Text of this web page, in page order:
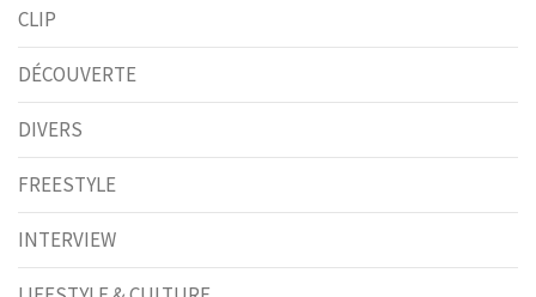
CLIP
DÉCOUVERTE
DIVERS
FREESTYLE
INTERVIEW